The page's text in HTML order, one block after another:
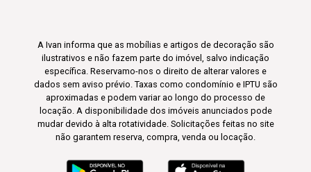
A Ivan informa que as mobílias e artigos de decoração são
ilustrativos e não fazem parte do imóvel, salvo indicação
específica. Reservamo-nos o direito de alterar valores e
dados sem aviso prévio. Taxas como condomínio e IPTU são
aproximadas e podem variar ao longo do processo de
locação. A disponibilidade dos imóveis anunciados pode
mudar devido à alta rotatividade. Solicitações feitas no site
não garantem reserva, compra, venda ou locação.